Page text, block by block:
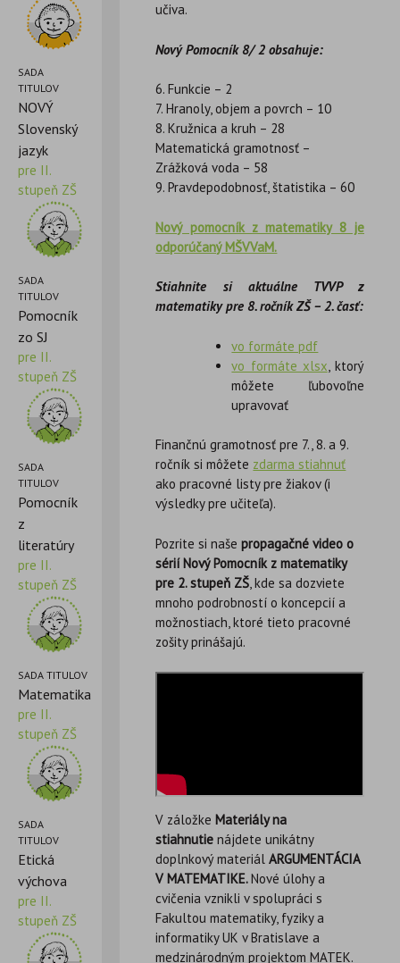
SADA
TITULOV
NOVÝ
Slovenský
jazyk
pre II.
stupeň ZŠ
SADA
TITULOV
Pomocník
zo SJ
pre II.
stupeň ZŠ
SADA
TITULOV
Pomocník
z
literatúry
pre II.
stupeň ZŠ
SADA TITULOV
Matematika
pre II.
stupeň ZŠ
SADA
TITULOV
Etická
výchova
pre II.
stupeň ZŠ
učiva.
Nový Pomocník 8/ 2 obsahuje:
6. Funkcie – 2
7. Hranoly, objem a povrch – 10
8. Kružnica a kruh – 28
Matematická gramotnosť –
Zrážková voda – 58
9. Pravdepodobnosť, štatistika – 60
Nový pomocník z matematiky 8 je
odporúčaný MŠVVaM.
Stiahnite si aktuálne TVVP z
matematiky pre 8. ročník ZŠ – 2. časť:
vo formáte pdf
vo formáte xlsx , ktorý
môžete ľubovoľne
upravovať
Finančnú gramotnosť pre 7., 8. a 9.
ročník si môžete zdarma stiahnuť
ako pracovné listy pre žiakov (i
výsledky pre učiteľa).
Pozrite si našepropagačné video o
sérií Nový Pomocník z matematiky
pre 2. stupeň ZŠ , kde sa dozviete
mnoho podrobností o koncepcií a
možnostiach, ktoré tieto pracovné
zošity prinášajú.
V záložke Materiály na
stiahnutie nájdete unikátny
doplnkový materiálARGUMENTÁCIA
V MATEMATIKE.Nové úlohy a
cvičenia vznikli v spolupráci s
Fakultou matematiky, fyziky a
informatiky UK v Bratislave a
medzinárodným projektom MATEK.